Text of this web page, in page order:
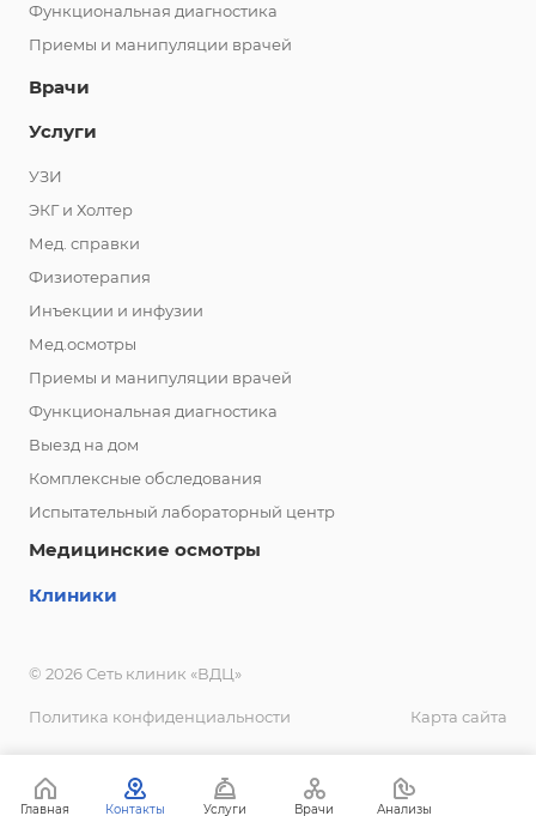
Функциональная диагностика
Приемы и манипуляции врачей
Врачи
Услуги
УЗИ
ЭКГ и Холтер
Мед. справки
Физиотерапия
Инъекции и инфузии
Мед.осмотры
Приемы и манипуляции врачей
Функциональная диагностика
Выезд на дом
Комплексные обследования
Испытательный лабораторный центр
Медицинские осмотры
Клиники
© 2026 Сеть клиник «ВДЦ»
Политика конфиденциальности Карта сайта
Главная Контакты Услуги Врачи Анализы